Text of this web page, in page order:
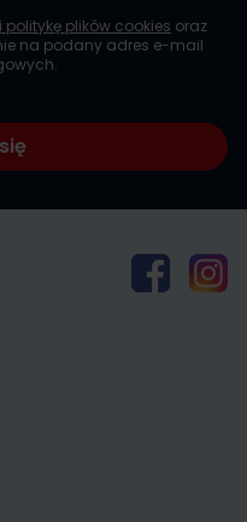
politykę plików cookies oraz
na podany adres e-mail